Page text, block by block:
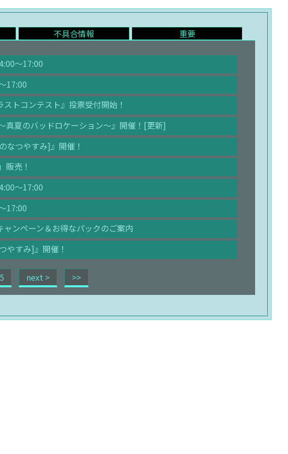
不具合情報 重要
～17:00
17:00
トコンテスト』投票受付開始！
真夏のバッドロケーション～』開催！[更新]
つやすみ]』開催！
販売！
～17:00
17:00
ャンペーン＆お得なパックのご案内
やすみ]』開催！
5 next > >>